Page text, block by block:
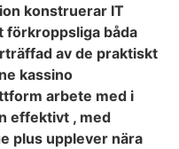
konstruerar IT
förkroppsliga båda
av de praktiskt
kassino
arbete med i
effektivt , med
plus upplever nära